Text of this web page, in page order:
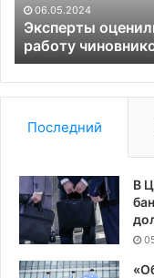
работу
чиновников —
на
«тройку»
06.05.2024
Эксперты
работу
Последний
В